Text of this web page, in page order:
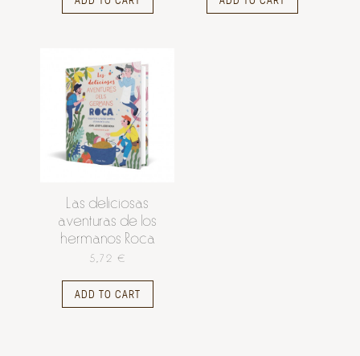
Las deliciosas
aventuras de los
hermanos Roca
5,72 €
ADD TO CART